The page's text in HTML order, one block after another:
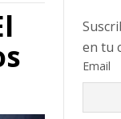
en tu
Email